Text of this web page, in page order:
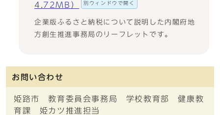
4.72MB）
別ウィンドウで開く
企業版ふるさと納税について説明した内閣府地
方創生推進事務局のリーフレットです。
お問い合わせ
姫路市 教育委員会事務局 学校教育部 健康教
育課 姫カツ推進担当